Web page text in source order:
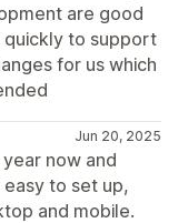
are good
to support
for us which
Jun 20, 2025
now and
easy to set up,
and mobile.